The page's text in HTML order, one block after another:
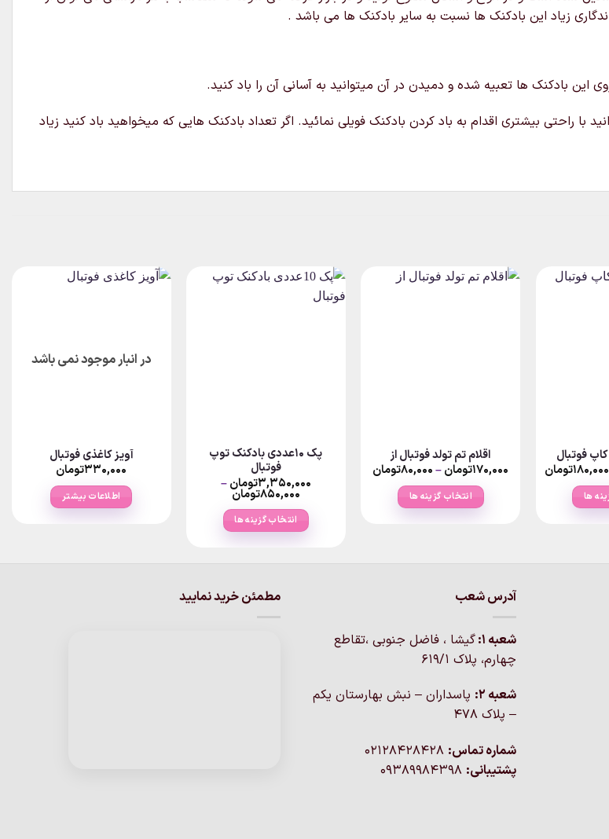
زیاد این بادکنک ها نسبت به سایر بادکنک ها می باشد .
این بادکنک ها تعبیه شده و دمیدن در آن میتوانید به آسانی آن را باد کنید.
با راحتی بیشتری اقدام به باد کردن بادکنک فویلی نمائید. اگر تعداد بادکنک هایی که میخواهید باد کنید زیاد
فوتبال
۱۸۰,۰۰۰تومانPrice
range:
۱۸۰,۰۰۰تومان ها
اقلام تم تولد فوتبال از
۱۷۰,۰۰۰تومان– ۸۰,۰۰۰تومانPrice
range:
انتخاب گزینه ها
گزینه
ها
است
محصول
انتخاب
پک 10عددی بادکنک توپ
فوتبال
۳,۳۵۰,۰۰۰تومان–
۸۵۰,۰۰۰تومانPrice
through
۳,۳۵۰,۰۰۰تومان
انتخاب گزینه ها
انواع
در انبار موجود نمی باشد
آویز کاغذی فوتبال
۳۳۰,۰۰۰تومان
اطلاعات بیشتر
آدرس شعب
شعبه 1:
گيشا ، فاضل جنوبی ،تقاطع
چهارم، پلاک 619/1
شعبه 2:
پاسداران – نبش بهارستان یکم
– پلاک ۴۷۸
شماره تماس:
پشتیبانی:
مطمئن خرید نمایید